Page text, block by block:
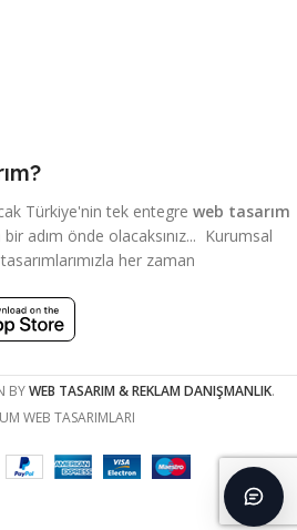
Türkiye'nin tek entegre web tasarım
adım önde olacaksınız... Kurumsal
her zaman
BYWEB TASARIM & REKLAM DANIŞMANLIK.
WEB TASARIMLARI